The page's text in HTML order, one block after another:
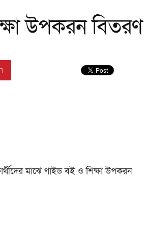
উপকরন বিতরণ
মাঝে গাইড বই ও শিক্ষা উপকরন